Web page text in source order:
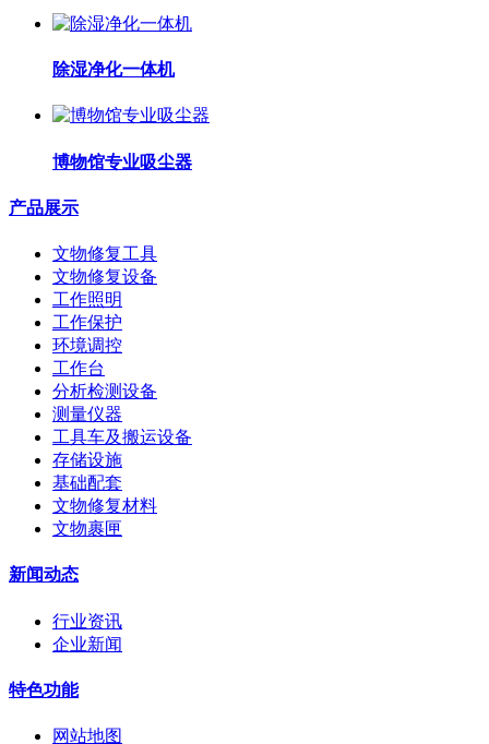
除湿净化一体机
博物馆专业吸尘器
产品展示
文物修复工具
文物修复设备
工作照明
工作保护
环境调控
工作台
分析检测设备
测量仪器
工具车及搬运设备
存储设施
基础配套
文物修复材料
文物裹匣
新闻动态
行业资讯
企业新闻
特色功能
网站地图